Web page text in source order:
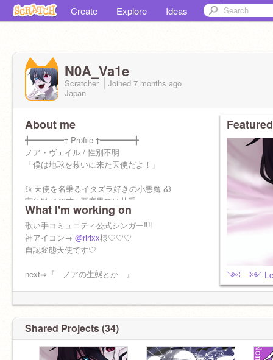
Create Explore Ideas
N0A_Va1e
Scratcher Joined 7 months ago
Japan
About me
╋━━━━━━━† Profile †━━━━━━━╋
ノア・ヴェイル / 性別不明
「僕は地球を救いに来た天使だよ！」
꒰ঌ 天使を名乗るイタズラ好きの小悪魔 ໒꒱
実年齢†140才† 悪魔界では若手∞p
╋ FanName：ノアの嫁
╋ FanMark：†ʚɞ
╋ FanArt：不純物
今日も「救済」と称して
What I'm working on
歌い手コミュニティ公式シンガー‼️‼️
神アイコン→ @ririxx様♡♡♡
自認変態天使です♡
next⇒『 ノアの生態とか 』
150f 2026/2/23 べりてんきゅ
300f 2026/7/21 ゔぇりいいいてんきゅ
#フィアンセ#眠れぬ子羊#みんな動物園
༺ ༻
Shared Projects (34)